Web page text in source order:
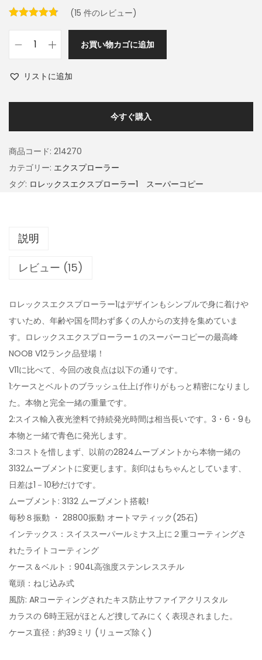
(15 件のレビュー)
お買い物カゴに追加
リストに追加
今すぐ購入
商品コード: 214270
カテゴリー: エクスプローラー
タグ: ロレックスエクスプローラー1 スーパーコピー
説明
レビュー (15)
ロレックスエクスプローラー1はデザインもシンプルで身に着けや
すいため、年齢や国を問わず多くの人からの支持を集めていま
す。ロレックスエクスプローラー１のスーパーコピーの最高峰
NOOB V12ランク品登場！
V11に比べて、今回の改良点は以下の通りです。
1:ケースとベルトのブラッシュ仕上げ作りがもっと精密になりまし
た。本物と完全一緒の重量です。
2:スイス輸入夜光塗料で持続発光時間は相当長いです。3・6・9も
本物と一緒で青色に発光します。
3:コストを惜しまず、以前の2824ムーブメントから本物一緒の
3132ムーブメントに変更します。刻印はもちゃんとしています、
日差は1－10秒だけです。
ムーブメント: 3132 ムーブメント搭載!
毎秒８振動 ・ 28800振動 オートマティック(25石)
インテックス：スイススーパールミナス上に２重コーティングさ
れたライトコーティング
ケース＆ベルト：904L高強度ステンレススチル
竜頭：ねじ込み式
風防: ARコーティングされたキス防止サファイアクリスタル
カラスの 6時王冠がほとんど捜してみにくく表現されました。
ケース直径：約39ミリ (リューズ除く)